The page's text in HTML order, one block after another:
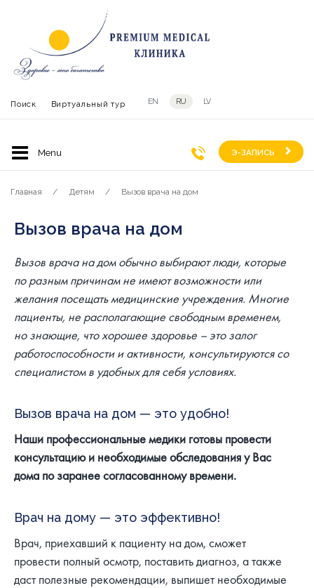
Поиск Виртуальный тур EN RU LV
Э-ЗАПИСЬ
Главная Детям Вызов врача на дом
Вызов врача на дом
Вызов врача на дом обычно выбирают люди, которые
по разным причинам не имеют возможности или
желания посещать медицинские учреждения. Многие
пациенты, не располагающие свободным временем,
но знающие, что хорошее здоровье – это залог
работоспособности и активности, консультируются со
специалистом в удобных для себя условиях.
Вызов врача на дом — это удобно!
Наши профессиональные медики готовы провести
консультацию и необходимые обследования у Вас
дома по заранее согласованному времени.
Врач на дому — это эффективно!
Врач, приехавший к пациенту на дом, сможет
провести полный осмотр, поставить диагноз, а также
даст полезные рекомендации, выпишет необходимые